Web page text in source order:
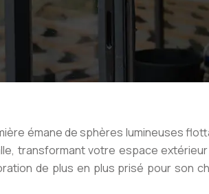
émane de sphères lumineuses
transformant votre espace
de plus en plus prisé pour son